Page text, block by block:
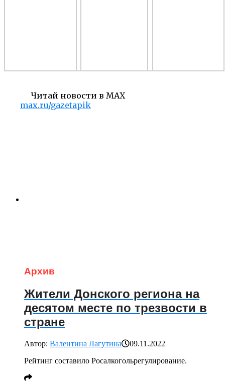
Читай новости в MAX
max.ru/gazetapik
Архив
Жители Донского региона на
десятом месте по трезвости в
стране
Автор: Валентина Лагутина
09.11.2022
Рейтинг составило Росалкогольрегулирование.